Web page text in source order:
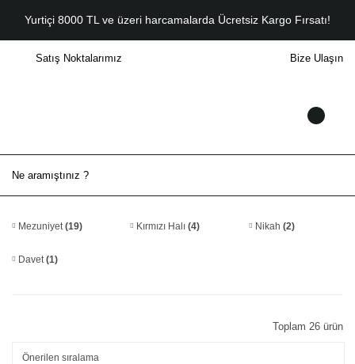
Yurtiçi 8000 TL ve üzeri harcamalarda Ücretsiz Kargo Fırsatı!
Satış Noktalarımız Bize Ulaşın
Mezuniyet(19) Kırmızı Halı(4) Nikah (2)
Davet(1)
Toplam 26 ürün